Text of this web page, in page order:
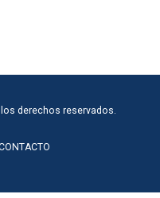
derechos reservados.